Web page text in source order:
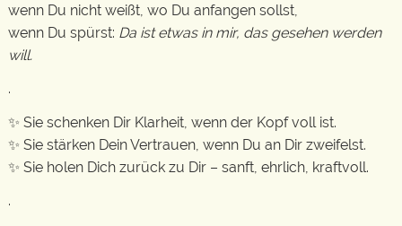
wenn Du nicht weißt, wo Du anfangen sollst,
wenn Du spürst: Da ist etwas in mir, das gesehen werden
will.
.
✨ Sie schenken Dir Klarheit, wenn der Kopf voll ist.
✨ Sie stärken Dein Vertrauen, wenn Du an Dir zweifelst.
✨ Sie holen Dich zurück zu Dir – sanft, ehrlich, kraftvoll.
.